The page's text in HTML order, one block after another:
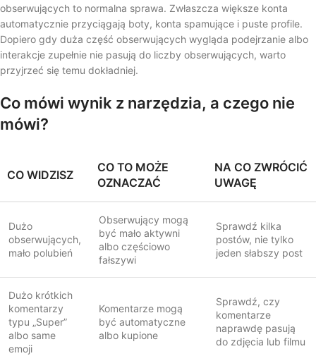
obserwujących to normalna sprawa. Zwłaszcza większe konta
automatycznie przyciągają boty, konta spamujące i puste profile.
Dopiero gdy duża część obserwujących wygląda podejrzanie albo
interakcje zupełnie nie pasują do liczby obserwujących, warto
przyjrzeć się temu dokładniej.
Co mówi wynik z narzędzia, a czego nie
mówi?
CO WIDZISZ
CO TO MOŻE
OZNACZAĆ
NA CO ZWRÓCIĆ
UWAGĘ
Dużo
obserwujących,
mało polubień
Obserwujący mogą
być mało aktywni
albo częściowo
fałszywi
Sprawdź kilka
postów, nie tylko
jeden słabszy post
Dużo krótkich
komentarzy
typu „Super”
albo same
emoji
Komentarze mogą
być automatyczne
albo kupione
Sprawdź, czy
komentarze
naprawdę pasują
do zdjęcia lub filmu